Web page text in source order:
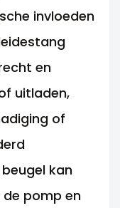
invloeden
en
uitladen,
of
kan
pomp en